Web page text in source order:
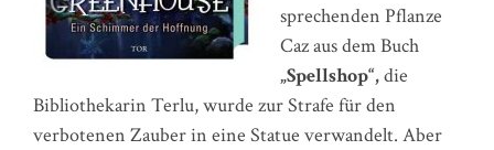
sprechenden Pflanze
Caz aus dem Buch
„Spellshop“,die
Bibliothekarin Terlu, wurde zur Strafe für den
verbotenen Zauber in eine Statue verwandelt. Aber